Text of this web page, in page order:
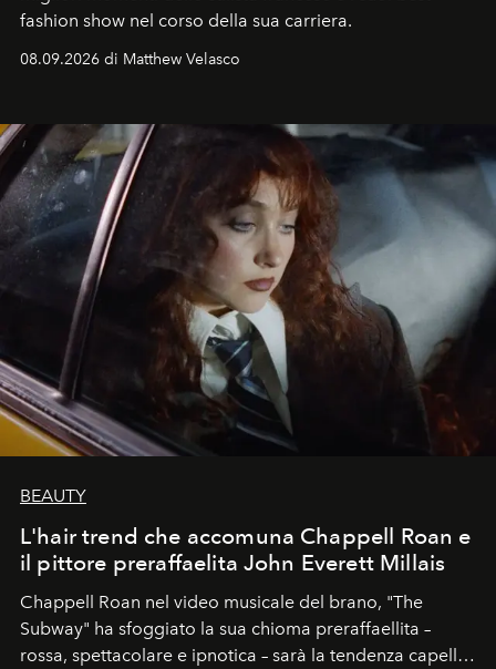
fashion show nel corso della sua carriera.
08.09.2026 di Matthew Velasco
BEAUTY
L'hair trend che accomuna Chappell Roan e
il pittore preraffaelita John Everett Millais
Chappell Roan nel video musicale del brano, "The
Subway" ha sfoggiato la sua chioma preraffaellita –
rossa, spettacolare e ipnotica – sarà la tendenza capelli